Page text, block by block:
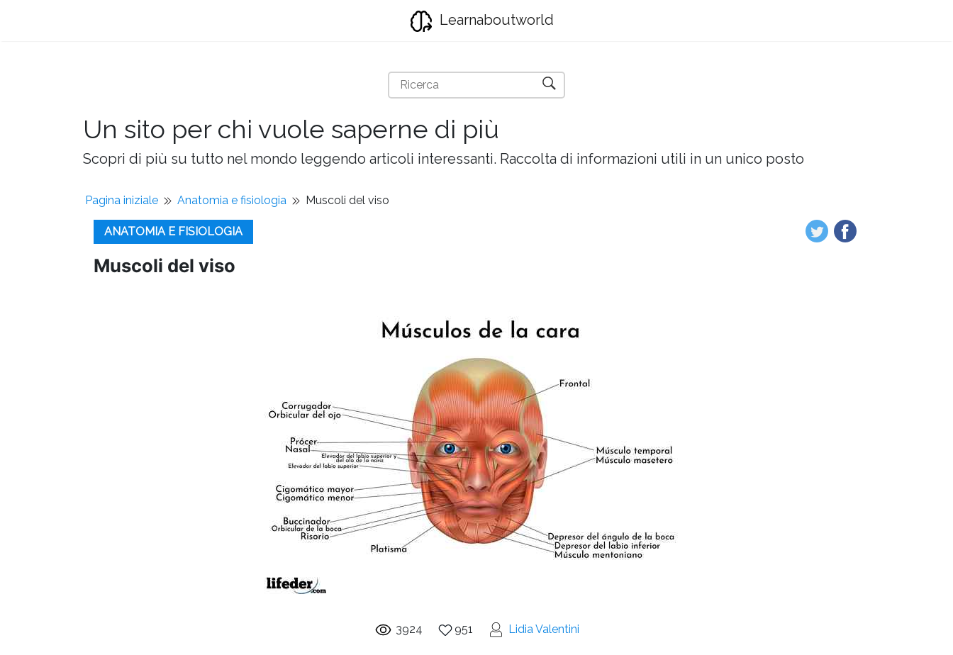
Learnaboutworld
Un sito per chi vuole saperne di più
Scopri di più su tutto nel mondo leggendo articoli interessanti. Raccolta di informazioni utili in un unico posto
Pagina iniziale Anatomia e fisiologia Muscoli del viso
ANATOMIA E FISIOLOGIA
Muscoli del viso
3924 951 Lidia Valentini